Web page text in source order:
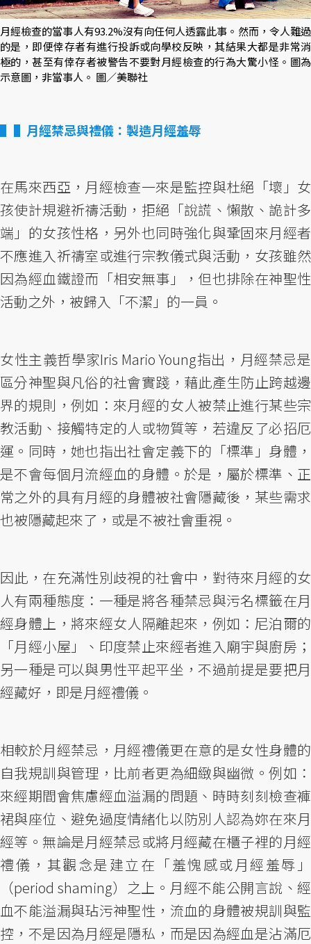
月經檢查的當事人有93.2%沒有向任何人透露此事。然而，令人難過
的是，即便倖存者有進行投訴或向學校反映，其結果大都是非常消
極的，甚至有倖存者被警告不要對月經檢查的行為大驚小怪。圖為
示意圖，非當事人。 圖／美聯社
▌月經禁忌與禮儀：製造月經羞辱
在馬來西亞，月經檢查一來是監控與杜絕「壞」女
孩使計規避祈禱活動，拒絕「說謊、懶散、詭計多
端」的女孩性格，另外也同時強化與鞏固來月經者
不應進入祈禱室或進行宗教儀式與活動，女孩雖然
因為經血鐵證而「相安無事」，但也排除在神聖性
活動之外，被歸入「不潔」的一員。
女性主義哲學家Iris Mario Young指出，月經禁忌是
區分神聖與凡俗的社會實踐，藉此產生防止跨越邊
界的規則，例如：來月經的女人被禁止進行某些宗
教活動、接觸特定的人或物質等，若違反了必招厄
運。同時，她也指出社會定義下的「標準」身體，
是不會每個月流經血的身體。於是，屬於標準、正
常之外的具有月經的身體被社會隱藏後，某些需求
也被隱藏起來了，或是不被社會重視。
因此，在充滿性別歧視的社會中，對待來月經的女
人有兩種態度：一種是將各種禁忌與污名標籤在月
經身體上，將來經女人隔離起來，例如：尼泊爾的
「月經小屋」、印度禁止來經者進入廟宇與廚房；
另一種是可以與男性平起平坐，不過前提是要把月
經藏好，即是月經禮儀。
相較於月經禁忌，月經禮儀更在意的是女性身體的
自我規訓與管理，比前者更為細緻與幽微。例如：
來經期間會焦慮經血溢漏的問題、時時刻刻檢查褲
裙與座位、避免過度情緒化以防別人認為妳在來月
經等。無論是月經禁忌或將月經藏在櫃子裡的月經
禮儀，其觀念是建立在「羞愧感或月經羞辱」
（period shaming）之上。月經不能公開言說、經
血不能溢漏與玷污神聖性，流血的身體被規訓與監
控，不是因為月經是隱私，而是因為經血是沾滿厄